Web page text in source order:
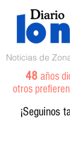
Noticias de
48 años
otros
¡Seguinos